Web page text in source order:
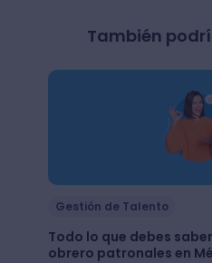
También
Gestión de Talento
Todo lo que debes
obrero patronales en